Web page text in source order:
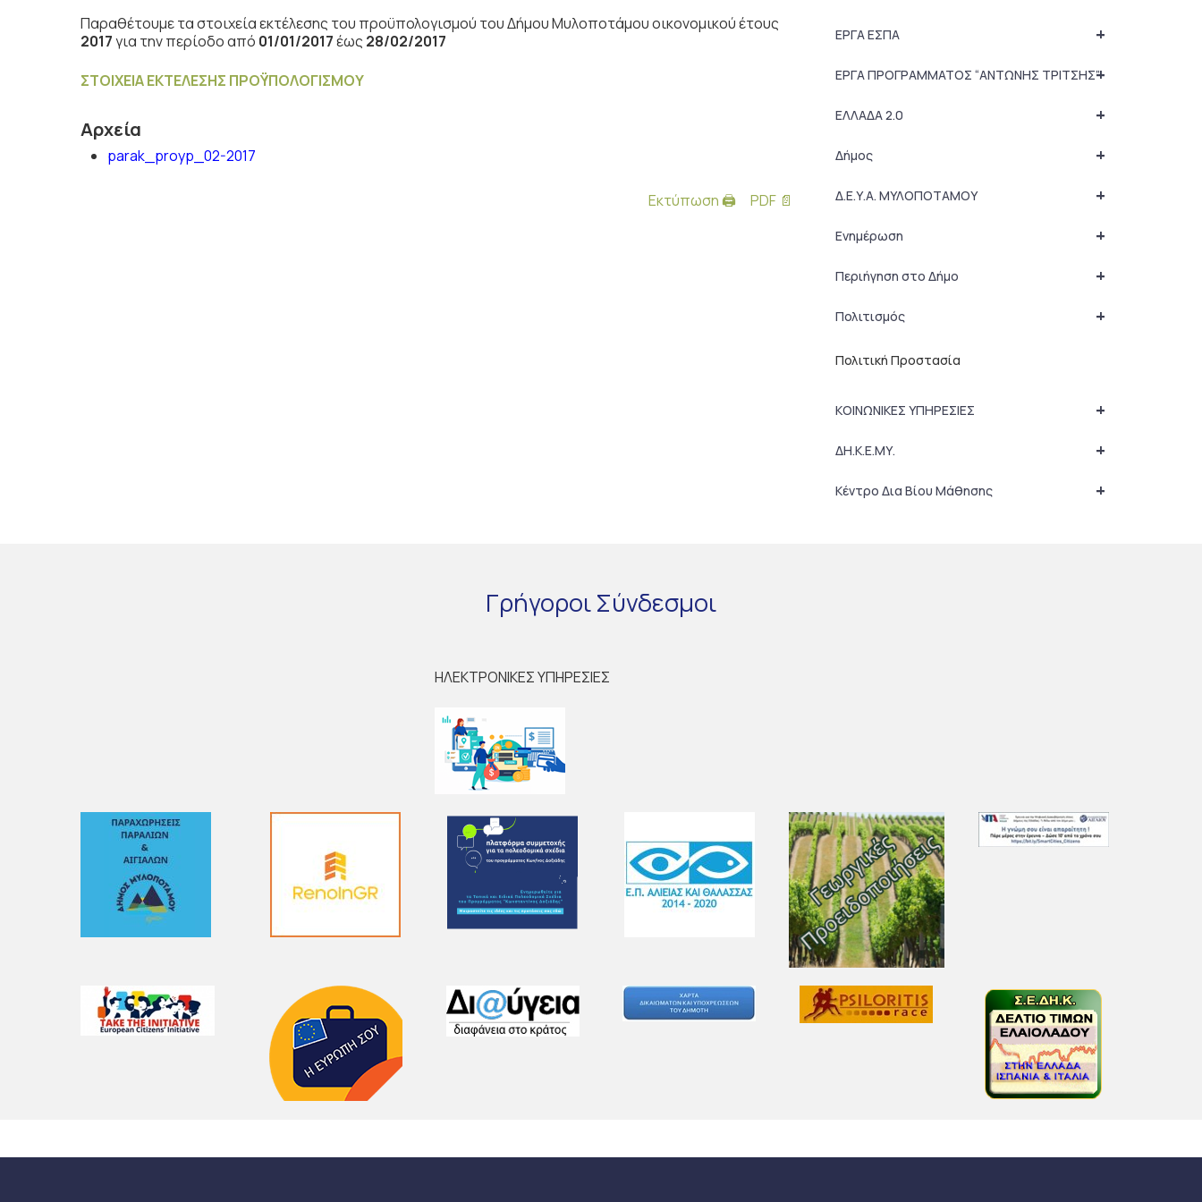
Παραθέτουμε τα στοιχεία εκτέλεσης του προϋπολογισμού του Δήμου Μυλοποτάμου οικονομικού έτους
2017για την περίοδο από 01/01/2017έως 28/02/2017
ΣΤΟΙΧΕΙΑ ΕΚΤΕΛΕΣΗΣ ΠΡΟΫΠΟΛΟΓΙΣΜΟΥ
Αρχεία
parak_proyp_02-2017
Εκτύπωση 🖨 PDF 📄
+
ΕΡΓΑ ΕΣΠΑ
+
ΕΡΓΑ ΠΡΟΓΡΑΜΜΑΤΟΣ “ΑΝΤΩΝΗΣ ΤΡΙΤΣΗΣ”
+
ΕΛΛΑΔΑ 2.0
+
Δήμος
+
Δ.Ε.Υ.Α. ΜΥΛΟΠΟΤΑΜΟΥ
+
Ενημέρωση
+
Περιήγηση στο Δήμο
+
Πολιτισμός
Πολιτική Προστασία
+
ΚΟΙΝΩΝΙΚΕΣ ΥΠΗΡΕΣΙΕΣ
+
ΔΗ.Κ.Ε.ΜΥ.
+
Κέντρο Δια Βίου Μάθησης
ΓρήγοροιΣύνδεσμοι
ΗΛΕΚΤΡΟΝΙΚΕΣ ΥΠΗΡΕΣΙΕΣ